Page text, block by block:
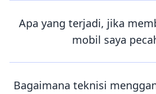
Apa yang terjadi, jika
mobil saya
Bagaimana teknisi